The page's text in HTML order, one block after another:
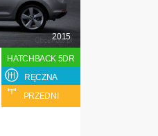
2015
HATCHBACK 5DR
RĘCZNA
PRZEDNI